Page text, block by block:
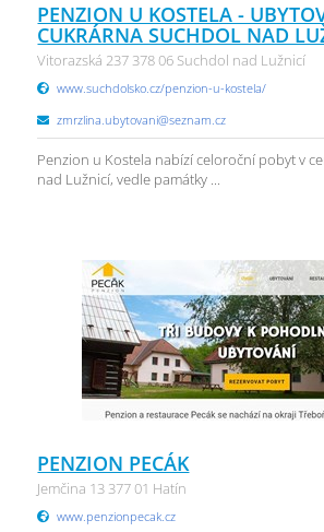
PENZION U KOSTELA -
CUKRÁRNA SUCHDOL NAD
Vitorazská 237 378 06 Suchdol nad Lužnicí
www.suchdolsko.cz/penzion-u-kostela/
zmrzlina.ubytovani@seznam.cz
Penzion u Kostela nabízí celoroční pobyt v
nad Lužnicí, vedle památky ...
PENZION PECÁK
Jemčina 13 377 01 Hatín
www.penzionpecak.cz